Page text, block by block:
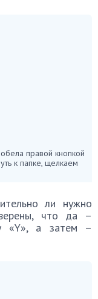
правой кнопкой
к папке, щелкаем
ли нужно
что да –
«Y», а затем –